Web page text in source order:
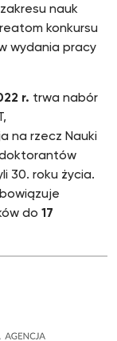
nauk
konkursu
wydania pracy
r. trwa nabór
na rzecz Nauki
doktorantów
30. roku życia.
do 17